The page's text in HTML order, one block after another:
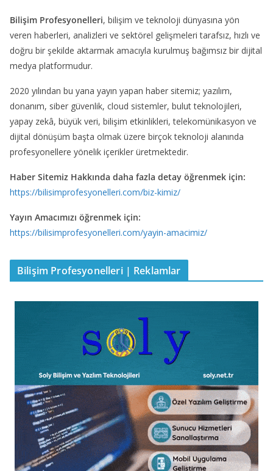
Bilişim Profesyonelleri, bilişim ve teknoloji dünyasına yön
veren haberleri, analizleri ve sektörel gelişmeleri tarafsız, hızlı ve
doğru bir şekilde aktarmak amacıyla kurulmuş bağımsız bir dijital
medya platformudur.
2020 yılından bu yana yayın yapan haber sitemiz; yazılım,
donanım, siber güvenlik, cloud sistemler, bulut teknolojileri,
yapay zekâ, büyük veri, bilişim etkinlikleri, telekomünikasyon ve
dijital dönüşüm başta olmak üzere birçok teknoloji alanında
profesyonellere yönelik içerikler üretmektedir.
Haber Sitemiz Hakkında daha fazla detay öğrenmek için:
https://bilisimprofesyonelleri.com/biz-kimiz/
Yayın Amacımızı öğrenmek için:
https://bilisimprofesyonelleri.com/yayin-amacimiz/
Bilişim Profesyonelleri | Reklamlar